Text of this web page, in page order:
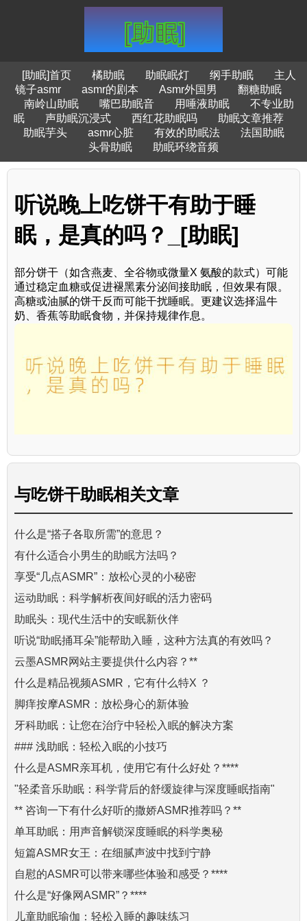
[助眠]首页 橘助眠 助眠眠灯 纲手助眠
主人
镜子asmr
asmr的剧本 Asmr外国男
翻糖助眠
南岭山助眠
嘴巴助眠音 用唾液助眠
不专业助
眠
声助眠沉浸式 西红花助眠吗
助眠文章推荐
助眠芋头
asmr心脏 有效的助眠法
法国助眠
头骨助眠
助眠环绕音频
听说晚上吃饼干有助于睡
眠，是真的吗？_[助眠]
部分饼干（如含燕麦、全谷物或微量X 氨酸的款式）可能
通过稳定血糖或促进褪黑素分泌间接助眠，但效果有限。
高糖或油腻的饼干反而可能干扰睡眠。更建议选择温牛
奶、香蕉等助眠食物，并保持规律作息。
与吃饼干助眠相关文章
什么是“搭子各取所需”的意思？
有什么适合小男生的助眠方法吗？
享受“几点ASMR”：放松心灵的小秘密
运动助眠：科学解析夜间好眠的活力密码
助眠头：现代生活中的安眠新伙伴
听说“助眠捅耳朵”能帮助入睡，这种方法真的有效吗？
云墨ASMR网站主要提供什么内容？**
什么是精品视频ASMR，它有什么特X ？
脚痒按摩ASMR：放松身心的新体验
牙科助眠：让您在治疗中轻松入眠的解决方案
### 浅助眠：轻松入眠的小技巧
什么是ASMR亲耳机，使用它有什么好处？****
"轻柔音乐助眠：科学背后的舒缓旋律与深度睡眠指南"
** 咨询一下有什么好听的撒娇ASMR推荐吗？**
单耳助眠：用声音解锁深度睡眠的科学奥秘
短篇ASMR女王：在细腻声波中找到宁静
自慰的ASMR可以带来哪些体验和感受？****
什么是“好像网ASMR”？****
儿童助眠瑜伽：轻松入睡的趣味练习